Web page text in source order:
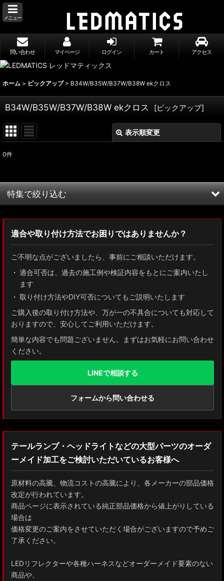
メニュー
問い合わせ マイページ ログイン カート アクセス
ホーム > ピックアップ > B34W/B35W/B37W/B38W ekクロス
B34W/B35W/B37W/B38W ekクロス [ピックアップ]
表示順変更
並び順:
0件
特集で絞り込む
ZN8 GR86
GUN125 ハイラックス
AXUH80/85 MXUA80/85 ハリアー
ZSU60 ハリアー
MXAA54 AXAH54/52 RAV4
GDJ150W/151 WTRJ150 ランドクルーザー プラド
ZVG11/ZSG10 カローラクロス
GXPA16 MXPA12 GRヤリス
MXPH10/MXPA10/MXBA10/KSP210 ヤリス
MXPJ10/15 MXPB10/15 ヤリスクロス
ZYX10 NGX50 C-HR
AAHH40W/AAHH45W/TAHA40W ヴェルファイア
AAHH40W/AAHH45W/AGH40W アルファード
適合や取り付け方法でお困りではありませんか？
ご不明な点がございましたら、事前にご相談いただけます。
適合可否は、過去の施工例や検証内容をもとにご案内いたし
ます
取り付け方法やDIY可否についてもご説明いたします
ご購入後の取り付け方法や、万が一の不具合についても対応して
おりますので、安心してご利用いただけます。
簡単な内容でも問題ございません。まずはお気軽にお問い合わせ
ください。
LINEで相談する
フォームから問い合わせる
テールランプ・ヘッドライトなどの大型パーツのオーダ
ーメイド加工をご検討いただいているお客様へ
原材料の高騰、物流コストの高騰により、各メーカーの部品価格
改定が行われています。
商品ページに表示されている純正部品価格から値上がりしている
場合は
価格変更のご案内をさせていただく場合がございますので予めご
了承ください。
LEDリフレクターや各種ハーネスなどオーダーメイド要素のない
商品や、